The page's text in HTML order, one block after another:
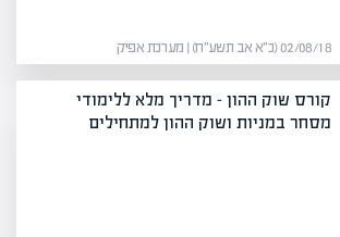
02/08/18 (כ״א אב תשע״ח) | מערכת אפיק
קורס שוק ההון – מדריך מלא ללימודי
מסחר במניות ושוק ההון למתחילים